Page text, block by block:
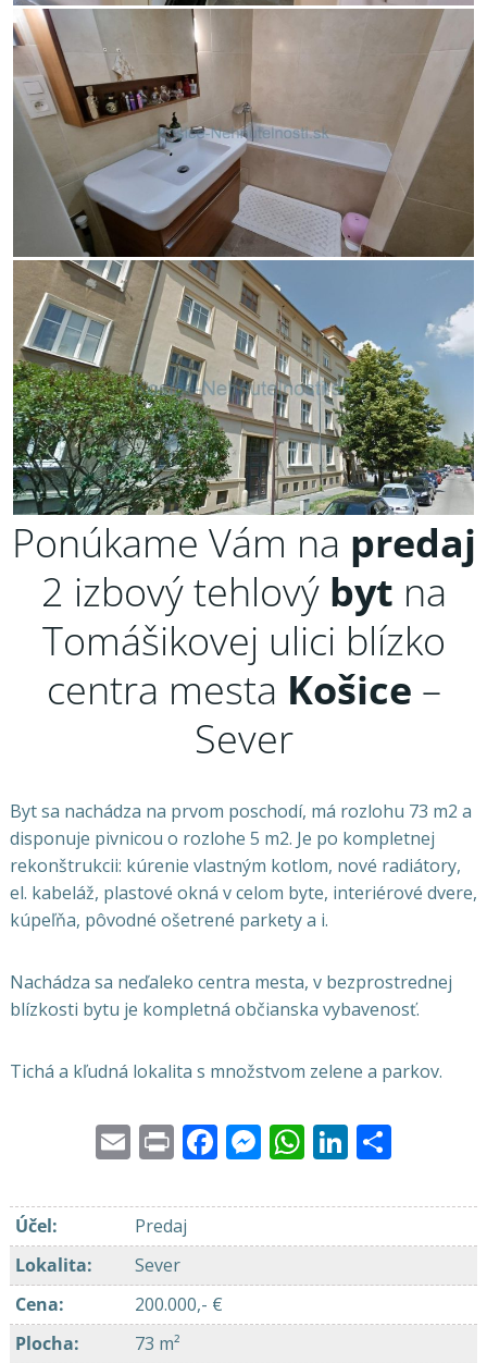
Ponúkame Vám na predaj
2 izbový tehlový byt na
Tomášikovej ulici blízko
centra mesta Košice –
Sever
Byt sa nachádza na prvom poschodí, má rozlohu 73 m2 a
disponuje pivnicou o rozlohe 5 m2. Je po kompletnej
rekonštrukcii: kúrenie vlastným kotlom, nové radiátory,
el. kabeláž, plastové okná v celom byte, interiérové dvere,
kúpeľňa, pôvodné ošetrené parkety a i.
Nachádza sa neďaleko centra mesta, v bezprostrednej
blízkosti bytu je kompletná občianska vybavenosť.
Tichá a kľudná lokalita s množstvom zelene a parkov.
EmailPrintFacebook
Messenger
WhatsApp
LinkedIn
Účel:
Predaj
Lokalita:
Sever
Cena:
200.000,- €
Plocha:
73 m²